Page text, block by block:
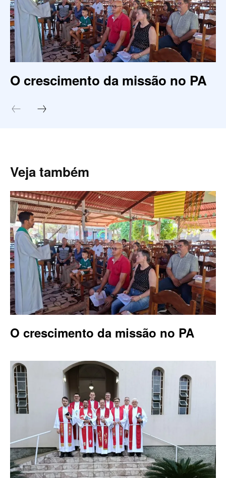
O crescimento da missão no PA
Veja também
O crescimento da missão no PA